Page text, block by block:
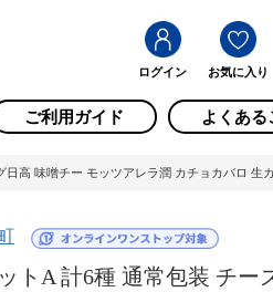
ログイン お気に入り
ご利用ガイド よくある
高 味噌チー モッツアレラ潤 カチョカバロ
トA 計6種 通常包装 チー